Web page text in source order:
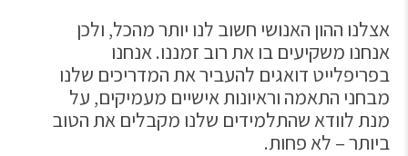
אצלנו ההון האנושי חשוב לנו יותר מהכל, ולכן
אנחנו משקיעים בו את רוב זמננו. אנחנו
בפריפלייט דואגים להעביר את המדריכים שלנו
מבחני התאמה וראיונות אישיים מעמיקים, על
מנת לוודא שהתלמידים שלנו מקבלים את הטוב
ביותר – לא פחות.